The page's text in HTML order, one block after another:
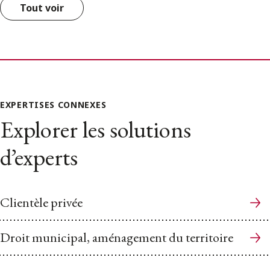
Tout voir
EXPERTISES CONNEXES
Explorer les solutions
d’experts
Clientèle privée
Droit municipal, aménagement du territoire